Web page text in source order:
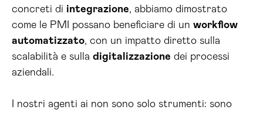
concreti di integrazione, abbiamo dimostrato
come le PMI possano beneficiare di un workflow
automatizzato, con un impatto diretto sulla
scalabilità e sulla digitalizzazione dei processi
aziendali.
I nostri agenti ai non sono solo strumenti: sono